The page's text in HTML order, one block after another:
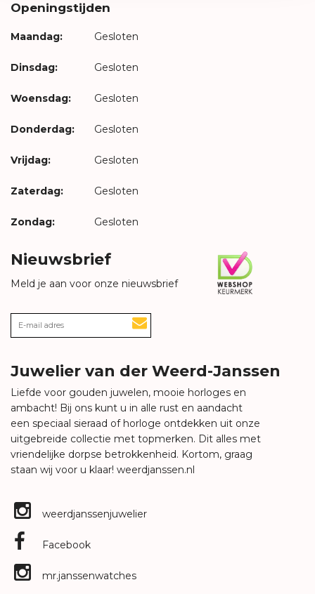
Openingstijden
Maandag: Gesloten
Dinsdag: Gesloten
Woensdag: Gesloten
Donderdag: Gesloten
Vrijdag: Gesloten
Zaterdag: Gesloten
Zondag: Gesloten
Nieuwsbrief
Meld je aan voor onze nieuwsbrief
Juwelier van der Weerd-Janssen
Liefde voor gouden juwelen, mooie horloges en
ambacht! Bij ons kunt u in alle rust en aandacht
een speciaal sieraad of horloge ontdekken uit onze
uitgebreide collectie met topmerken. Dit alles met
vriendelijke dorpse betrokkenheid. Kortom, graag
staan wij voor u klaar! weerdjanssen.nl
weerdjanssenjuwelier
Facebook
mr.janssenwatches